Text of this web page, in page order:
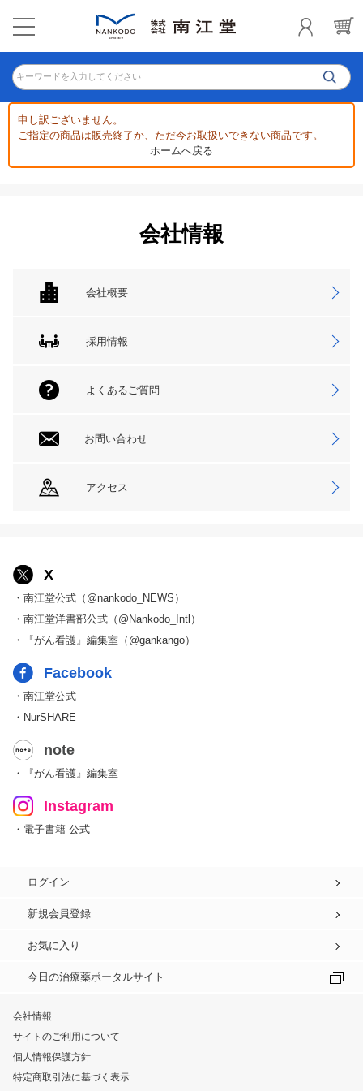
キーワードを入力してください
申し訳ございません。
ご指定の商品は販売終了か、ただ今お取扱いできない商品です。
ホームへ戻る
会社情報
会社概要
採用情報
よくあるご質問
お問い合わせ
アクセス
X
・南江堂公式（@nankodo_NEWS）
・南江堂洋書部公式（@Nankodo_Intl）
・『がん看護』編集室（@gankango）
Facebook
・南江堂公式
・NurSHARE
note
・『がん看護』編集室
Instagram
・電子書籍 公式
ログイン
新規会員登録
お気に入り
今日の治療薬ポータルサイト
会社情報
サイトのご利用について
個人情報保護方針
特定商取引法に基づく表示